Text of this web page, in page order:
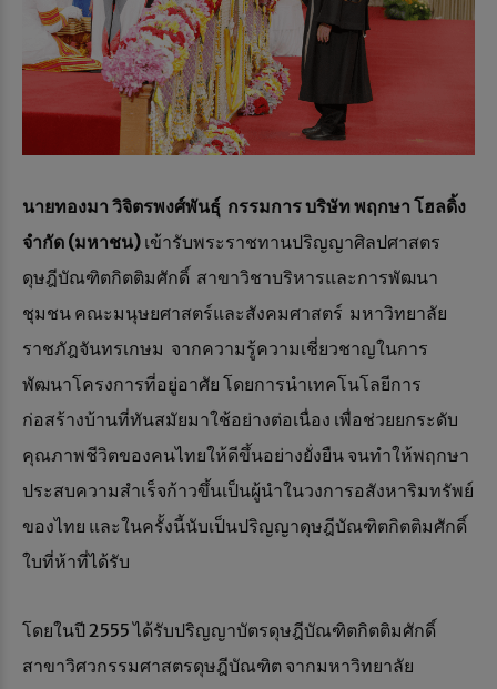
นายทองมา วิจิตรพงศ์พันธุ์ กรรมการ บริษัท พฤกษา โฮลดิ้ง
จำกัด (มหาชน) เข้ารับพระราชทานปริญญาศิลปศาสตร
ดุษฎีบัณฑิตกิตติมศักดิ์ สาขาวิชาบริหารและการพัฒนา
ชุมชน คณะมนุษยศาสตร์และสังคมศาสตร์ มหาวิทยาลัย
ราชภัฎจันทรเกษม จากความรู้ความเชี่ยวชาญในการ
พัฒนาโครงการที่อยู่อาศัย โดยการนำเทคโนโลยีการ
ก่อสร้างบ้านที่ทันสมัยมาใช้อย่างต่อเนื่อง เพื่อช่วยยกระดับ
คุณภาพชีวิตของคนไทยให้ดีขึ้นอย่างยั่งยืน จนทำให้พฤกษา
ประสบความสำเร็จก้าวขึ้นเป็นผู้นำในวงการอสังหาริมทรัพย์
ของไทย และในครั้งนี้นับเป็นปริญญาดุษฎีบัณฑิตกิตติมศักดิ์
ใบที่ห้าที่ได้รับ
โดยในปี 2555 ได้รับปริญญาบัตรดุษฎีบัณฑิตกิตติมศักดิ์
สาขาวิศวกรรมศาสตรดุษฎีบัณฑิต จากมหาวิทยาลัย